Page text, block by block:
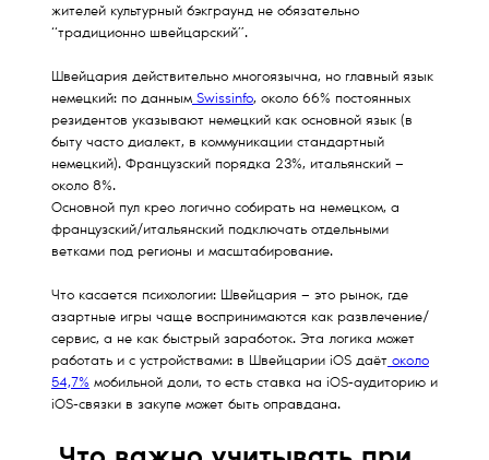
жителей культурный бэкграунд не обязательно
“традиционно швейцарский”.
Швейцария действительно многоязычна, но главный язык
немецкий: по данным Swissinfo, около 66% постоянных
резидентов указывают немецкий как основной язык (в
быту часто диалект, в коммуникации стандартный
немецкий). Французский порядка 23%, итальянский —
около 8%.
Основной пул крео логично собирать на немецком, а
французский/итальянский подключать отдельными
ветками под регионы и масштабирование.
Что касается психологии: Швейцария — это рынок, где
азартные игры чаще воспринимаются как развлечение/
сервис, а не как быстрый заработок. Эта логика может
работать и с устройствами: в Швейцарии iOS даёт около
54,7% мобильной доли, то есть ставка на iOS-аудиторию и
iOS-связки в закупе может быть оправдана.